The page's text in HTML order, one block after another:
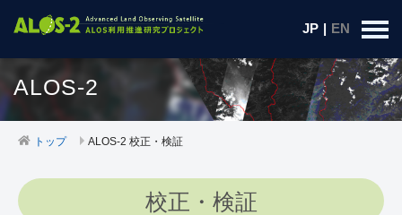
JP | EN
ALOS-2
トップ ALOS-2 校正・検証
校正・検証